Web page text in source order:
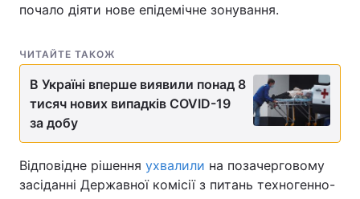
почало діяти нове епідемічне зонування.
ЧИТАЙТЕ ТАКОЖ
В Україні вперше виявили понад 8
тисяч нових випадків COVID-19
за добу
Відповідне рішення ухвалили на позачерговому
засіданні Державної комісії з питань техногенно-